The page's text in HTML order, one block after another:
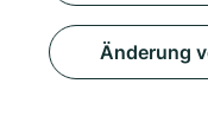
Änderung